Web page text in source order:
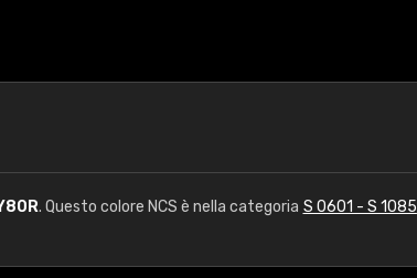
. Questo colore NCS è nella categoria S 0601 - S 1085